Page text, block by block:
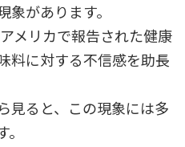
があります。
メリカで報告された健康
料に対する不信感を助長
見ると、この現象には多